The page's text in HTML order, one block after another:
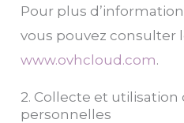
Pour plus
vous pouvez consulter
www.ovhcloud.com.
2. Collecte et utilisation
personnelles